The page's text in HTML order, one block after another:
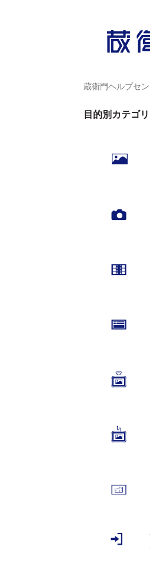
蔵衛門ヘルプセ
目的別カテゴ